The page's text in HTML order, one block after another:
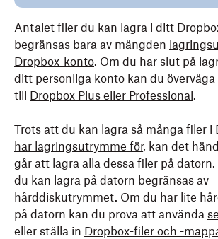
Antalet filer du kan lagra i ditt
begränsas bara av mängden
Dropbox-konto. Om du har slut på
ditt personliga konto kan du
till Dropbox Plus eller Professional .
Trots att du kan lagra så många filer i
har lagringsutrymme för, kan det
går att lagra alla dessa filer på
du kan lagra på datorn begränsas av
hårddiskutrymmet. Om du har lite
på datorn kan du prova att använda
eller ställa in Dropbox-filer och -